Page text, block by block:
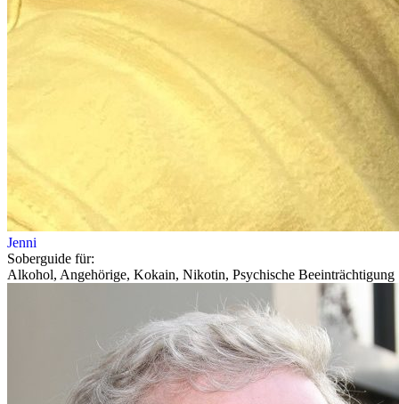
Jenni
Soberguide für:
Alkohol, Angehörige, Kokain, Nikotin, Psychische Beeinträchtigung